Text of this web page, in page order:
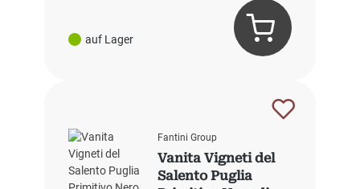
auf Lager
Fantini Group
Vanita Vigneti del
Salento Puglia